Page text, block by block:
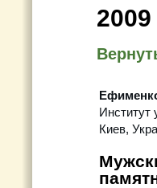
Институт
Киев,